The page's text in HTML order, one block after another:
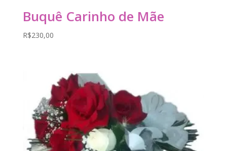
Buquê Carinho de Mãe
R$230,00